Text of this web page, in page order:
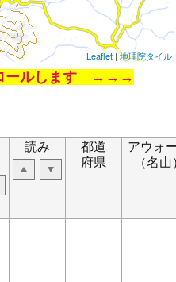
Leaflet |地理院タイル
ールします →→→
読み
都道
府県
アウォ
（名山